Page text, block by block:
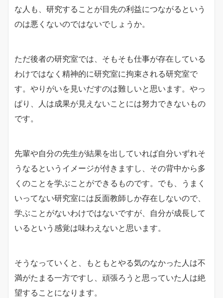
な人も、研究することが目先の利益につながるという
のは悪くないのではないでしょうか。
ただ後者の研究室では、そもそも仕事が存在している
わけではなく精神的に研究室に拘束される研究室で
す。やりがいを見いだすのは難しいと思います。やっ
ぱり、人は成果が見えないことには努力できないもの
です。
先輩や自分の先生が結果を出していれば自分いずれそ
うなるというイメージが付きますし、その背中から多
くのことを学ぶことができるものです。でも、うまく
いってない研究室には反面教師しか存在しないので、
学ぶことがないわけではないですが、自分が成長して
いるという感覚は味わえないと思います。
そうなっていくと、もともとやる気のなかった人は不
満がたまる一方ですし、頑張ろうと思っていた人は絶
望することになります。